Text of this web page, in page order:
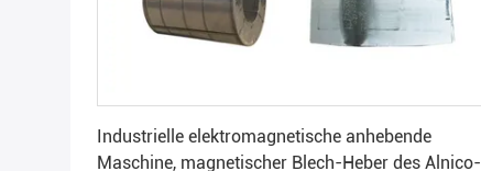
Industrielle elektromagnetische anhebende
Maschine, magnetischer Blech-Heber des Alnico-